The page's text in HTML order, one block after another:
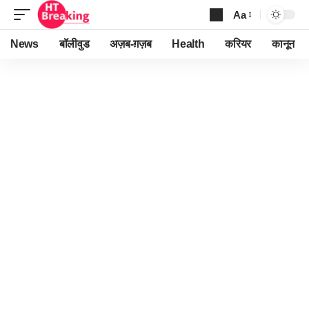
Font
Resizer
Aa
News बॉलीवुड अज़ब-ग़ज़ब Health करियर कानून